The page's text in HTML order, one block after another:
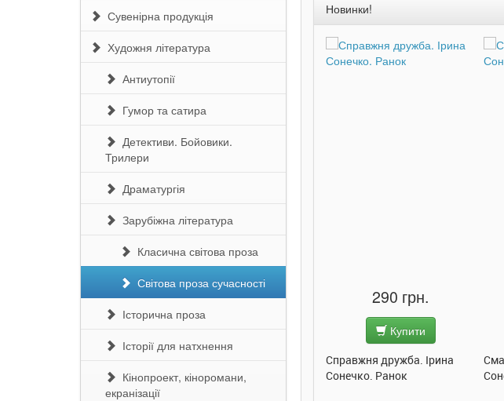
Сувенірна продукція
Художня література
Антиутопії
Гумор та сатира
Детективи. Бойовики.
Трилери
Драматургія
Зарубіжна література
Класична світова проза
Світова проза сучасності
Історична проза
Історії для натхнення
Кінопроект, кіноромани,
екранізації
Новинки!
290 грн. 290 грн.
Сонечко. Ранок
290 грн.
Купити
Справжня дружба. Ірина
Сонечко. Ранок